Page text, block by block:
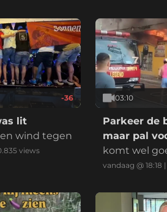
-36
lit
wind tegen
views
03:10
Parkeer de
maar pal
komt wel
vandaag @ 18:18 |